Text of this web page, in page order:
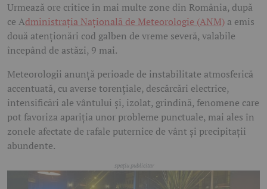
Urmează ore critice în mai multe zone din România, după
ce Administrația Națională de Meteorologie (ANM) a emis
două atenționări cod galben de vreme severă, valabile
începând de astăzi, 9 mai.
Meteorologii anunță perioade de instabilitate atmosferică
accentuată, cu averse torențiale, descărcări electrice,
intensificări ale vântului și, izolat, grindină, fenomene care
pot favoriza apariția unor probleme punctuale, mai ales în
zonele afectate de rafale puternice de vânt și precipitații
abundente.